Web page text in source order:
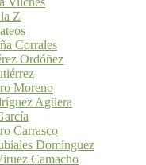
Z
Corrales
Ordóñez
Moreno
Agüera
Carrasco
Domínguez
Camacho